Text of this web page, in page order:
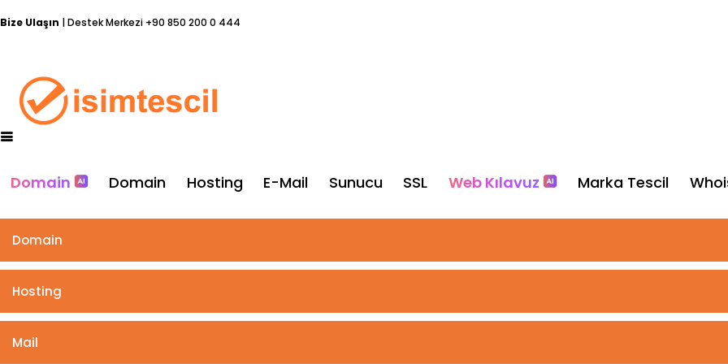
Bize Ulaşın | Destek Merkezi +90 850 200 0 444
Domain Domain Hosting E-Mail Sunucu SSL Web Kılavuz Marka Tescil
Domain
Hosting
Mail